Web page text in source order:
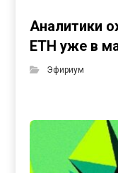
Аналитики
ETH уже в
Эфириум